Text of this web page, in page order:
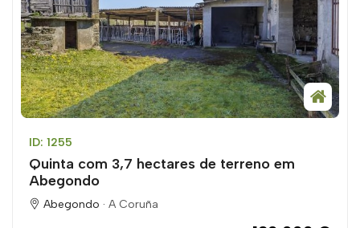
ID: 1255
Quinta com 3,7 hectares de terreno em
Abegondo
Abegondo · A Coruña